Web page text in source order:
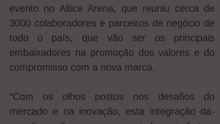
evento no Altice Arena, que reuniu cerca de
3000 colaboradores e parceiros de negócio de
todo o país, que vão ser os principais
embaixadores na promoção dos valores e do
compromisso com a nova marca.
“Com os olhos postos nos desafios do
mercado e na inovação, esta integração dá-